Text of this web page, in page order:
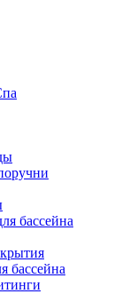
бассейна
бассейна